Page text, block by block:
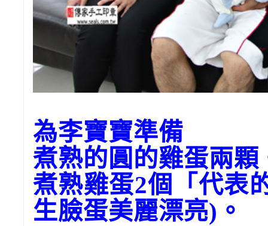
為李寶寶準備
煮熟的圓的雞蛋兩顆
煮熟雞蛋2個「代表
生臉蛋美麗漂亮)。